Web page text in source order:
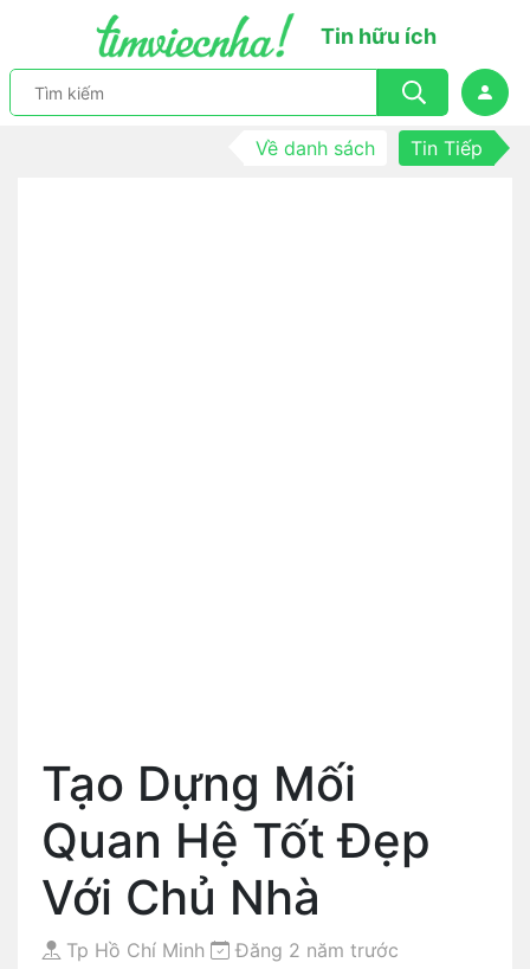
Tin hữu ích
Về danh sách Tin Tiếp
Tạo Dựng Mối
Quan Hệ Tốt Đẹp
Với Chủ Nhà
Tp Hồ Chí Minh Đăng 2 năm trước